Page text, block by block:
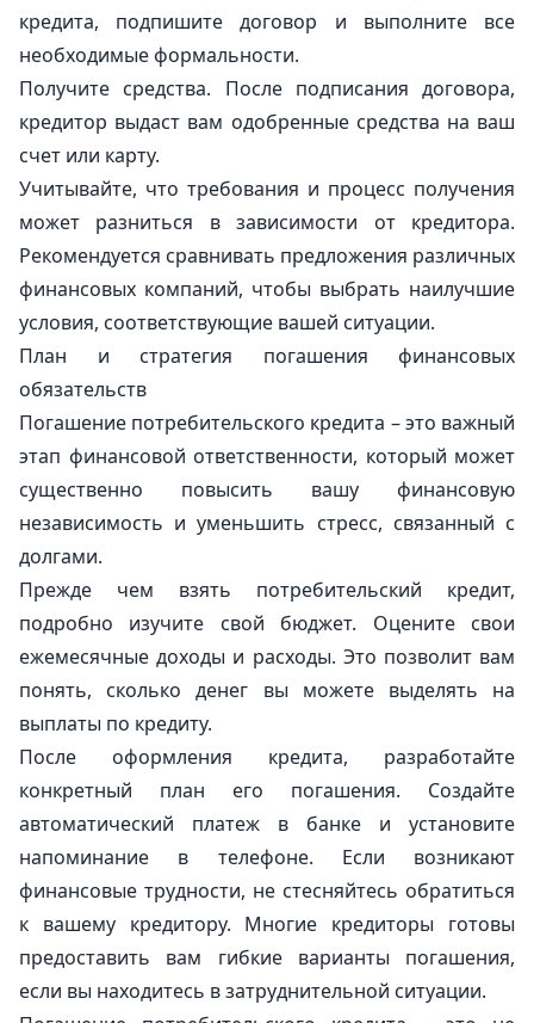
кредита, подпишите договор и выполните все
необходимые формальности.
Получите средства. После подписания договора,
кредитор выдаст вам одобренные средства на ваш
счет или карту.
Учитывайте, что требования и процесс получения
может разниться в зависимости от кредитора.
Рекомендуется сравнивать предложения различных
финансовых компаний, чтобы выбрать наилучшие
условия, соответствующие вашей ситуации.
План и стратегия погашения финансовых
обязательств
Погашение потребительского кредита – это важный
этап финансовой ответственности, который может
существенно повысить вашу финансовую
независимость и уменьшить стресс, связанный с
долгами.
Прежде чем взять потребительский кредит,
подробно изучите свой бюджет. Оцените свои
ежемесячные доходы и расходы. Это позволит вам
понять, сколько денег вы можете выделять на
выплаты по кредиту.
После оформления кредита, разработайте
конкретный план его погашения. Создайте
автоматический платеж в банке и установите
напоминание в телефоне. Если возникают
финансовые трудности, не стесняйтесь обратиться
к вашему кредитору. Многие кредиторы готовы
предоставить вам гибкие варианты погашения,
если вы находитесь в затруднительной ситуации.